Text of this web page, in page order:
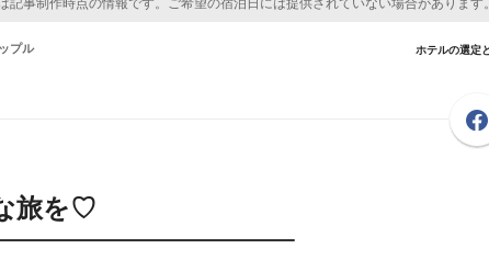
プル ホテルの選定
旅を♡